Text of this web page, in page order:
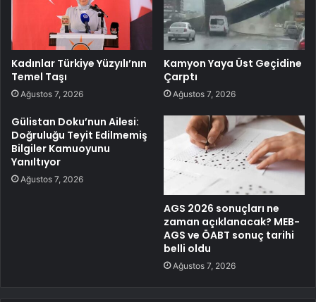
Kadınlar Türkiye Yüzyılı’nın
Temel Taşı
Ağustos 7, 2026
Kamyon Yaya Üst Geçidine
Çarptı
Ağustos 7, 2026
Gülistan Doku’nun Ailesi:
Doğruluğu Teyit Edilmemiş
Bilgiler Kamuoyunu
Yanıltıyor
Ağustos 7, 2026
AGS 2026 sonuçları ne
zaman açıklanacak? MEB-
AGS ve ÖABT sonuç tarihi
belli oldu
Ağustos 7, 2026